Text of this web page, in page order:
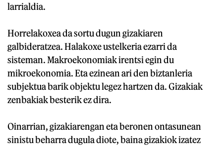
larrialdia.
Horrelakoxea da sortu dugun gizakiaren
galbideratzea. Halakoxe ustelkeria ezarri da
sisteman. Makroekonomiak irentsi egin du
mikroekonomia. Eta ezinean ari den biztanleria
subjektua barik objektu legez hartzen da. Gizakiak
zenbakiak besterik ez dira.
Oinarrian, gizakiarengan eta beronen ontasunean
sinistu beharra dugula diote, baina gizakiok izatez